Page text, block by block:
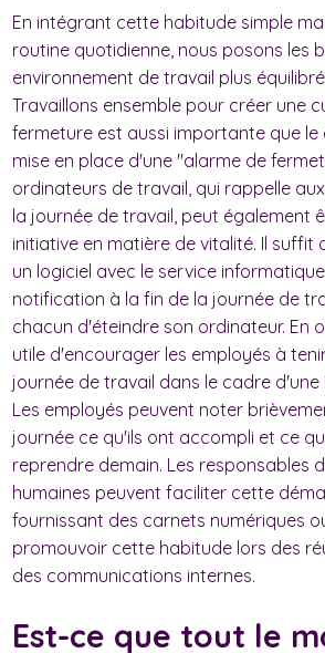
En intégrant cette habitude simple
routine quotidienne, nous posons les
environnement de travail plus
Travaillons ensemble pour créer une
fermeture est aussi importante que le
mise en place d'une "alarme de
ordinateurs de travail, qui rappelle
la journée de travail, peut également
initiative en matière de vitalité. Il suffit
un logiciel avec le service
notification à la fin de la journée de
chacun d'éteindre son ordinateur. En
utile d'encourager les employés à
journée de travail dans le cadre d'une
Les employés peuvent noter
journée ce qu'ils ont accompli et ce
reprendre demain. Les responsables
humaines peuvent faciliter cette
fournissant des carnets numériques
promouvoir cette habitude lors des
des communications internes.
Est-ce que tout le